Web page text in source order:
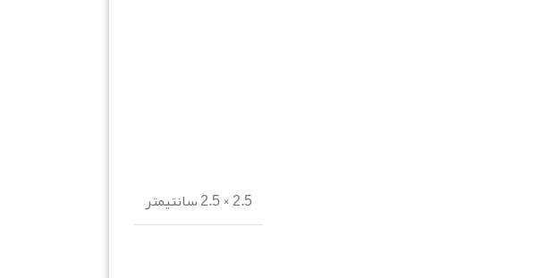
2.5 × 2.5 سانتیمتر